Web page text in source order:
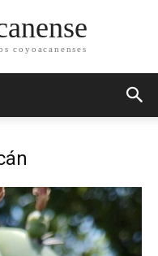
coyoacanenses